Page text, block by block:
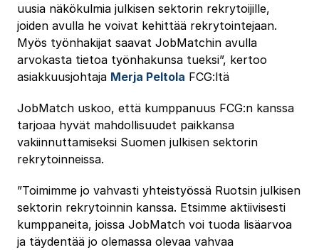
uusia näkökulmia julkisen sektorin rekrytoijille,
joiden avulla he voivat kehittää rekrytointejaan.
Myös työnhakijat saavat JobMatchin avulla
arvokasta tietoa työnhakunsa tueksi”, kertoo
asiakkuusjohtaja Merja Peltola FCG:ltä
JobMatch uskoo, että kumppanuus FCG:n kanssa
tarjoaa hyvät mahdollisuudet paikkansa
vakiinnuttamiseksi Suomen julkisen sektorin
rekrytoinneissa.
”Toimimme jo vahvasti yhteistyössä Ruotsin julkisen
sektorin rekrytoinnin kanssa. Etsimme aktiivisesti
kumppaneita, joissa JobMatch voi tuoda lisäarvoa
ja täydentää jo olemassa olevaa vahvaa